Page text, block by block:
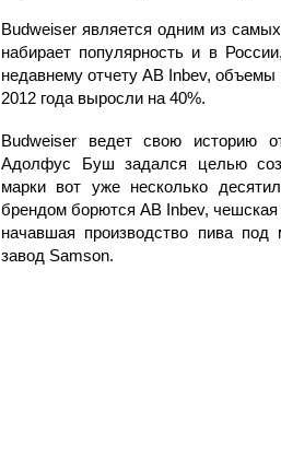
Budweiser является одним из
набирает популярность и в
недавнему отчету AB Inbev,
2012 года выросли на 40%.
Budweiser ведет свою историю
Адолфус Буш задался целью
марки вот уже несколько
брендом борются AB Inbev,
начавшая производство пива
завод Samson.